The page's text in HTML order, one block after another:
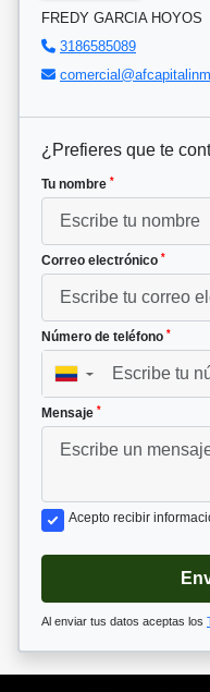
FREDY GARCIA HOYOS
3186585089
¿Prefieres que te
Tu nombre *
Correo electrónico *
Número de teléfono *
▼
Mensaje *
Acepto recibir
Al enviar tus datos aceptas los